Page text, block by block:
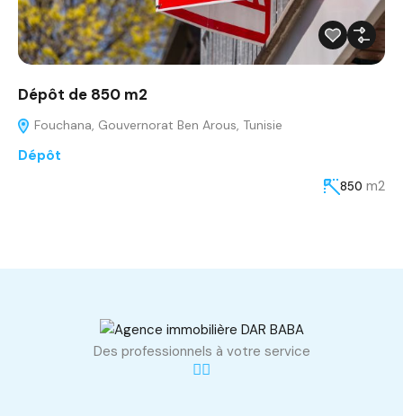
Dépôt de 850 m2
Fouchana, Gouvernorat Ben Arous, Tunisie
Dépôt
850 m2
Des professionnels à votre service